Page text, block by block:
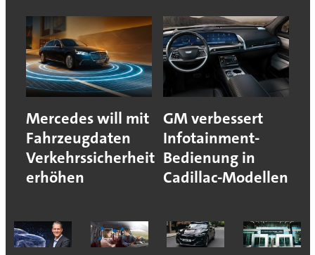
Mercedes will mit
Fahrzeugdaten
Verkehrssicherheit
erhöhen
GM verbessert
Infotainment-
Bedienung in
Cadillac-Modellen